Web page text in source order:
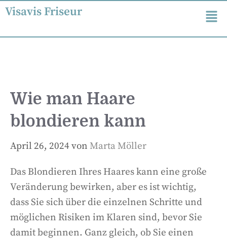
Visavis Friseur
Wie man Haare
blondieren kann
April 26, 2024von Marta Möller
Das Blondieren Ihres Haares kann eine große
Veränderung bewirken, aber es ist wichtig,
dass Sie sich über die einzelnen Schritte und
möglichen Risiken im Klaren sind, bevor Sie
damit beginnen. Ganz gleich, ob Sie einen